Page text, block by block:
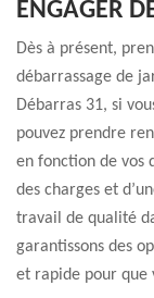
ENGAGER
Dès à présent,
débarrassage de
Débarras 31, si
pouvez prendre
en fonction de vos
des charges et
travail de qualité
garantissons des
et rapide pour